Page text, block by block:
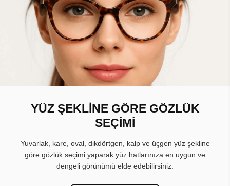
YÜZ ŞEKLİNE GÖRE GÖZLÜK
SEÇİMİ
Yuvarlak, kare, oval, dikdörtgen, kalp ve üçgen yüz şekline
göre gözlük seçimi yaparak yüz hatlarınıza en uygun ve
dengeli görünümü elde edebilirsiniz.